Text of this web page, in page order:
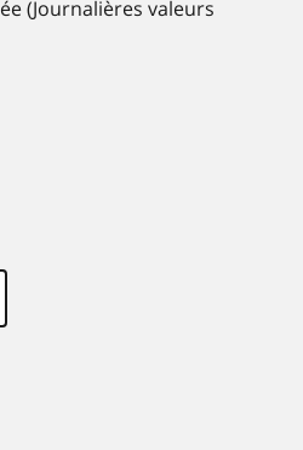
(Journalières valeurs